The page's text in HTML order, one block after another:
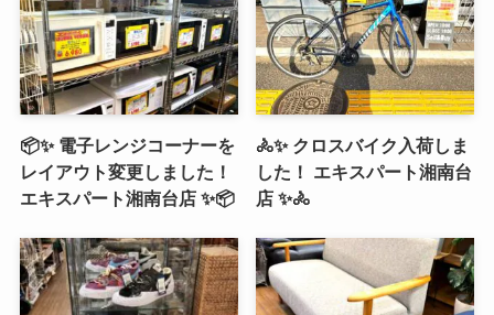
📦✨ 電子レンジコーナーを
レイアウト変更しました！
エキスパート湘南台店 ✨📦
🚴✨ クロスバイク入荷しま
した！ エキスパート湘南台
店 ✨🚴